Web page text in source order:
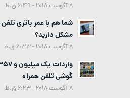
8 آگوست 2018 - 6:49 ق.ظ
شما هم با عمر باتری
مشکل دارید؟
8 آگوست 2018 - 6:33 ق.ظ
گوشی تلفن همراه
8 آگوست 2018 - 6:23 ق.ظ